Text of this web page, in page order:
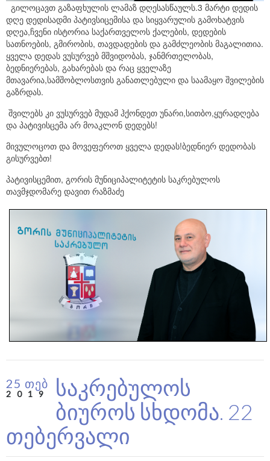
გილოცავთ გაზაფხულის ლამაზ დღესასწაულს.3 მარტი დედის
დღე დედისადმი პატივსიცემისა და სიყვარულის გამოხატვის
დღეა,ჩვენი ისტორია საქართველოს ქალების, დედების
სათნოების, გმირობის, თავდადების და გამძლეობის მაგალითია.
ყველა დედას ვუსურვებ მშვიდობას, ჯანმრთელობას,
ბედნიერებას, გახარებას და რაც ყველაზე
მთავარია,სამშობლოსთვის განათლებული და საამაყო შვილების
გაზრდას.
შვილებს კი ვუსურვებ მუდამ ჰქონდეთ უნარი,სითბო,ყურადღება
და პატივისცემა არ მოაკლონ დედებს!
მივულოცოთ და მოვეფეროთ ყველა დედას!ბედნიერ დედობას
გისურვებთ!
პატივისცემით, გორის მუნიციპალიტეტის საკრებულოს
თავმჯდომარე დავით რაზმაძე
25 თებ
2019
საკრებულოს
ბიუროს სხდომა. 22
თებერვალი